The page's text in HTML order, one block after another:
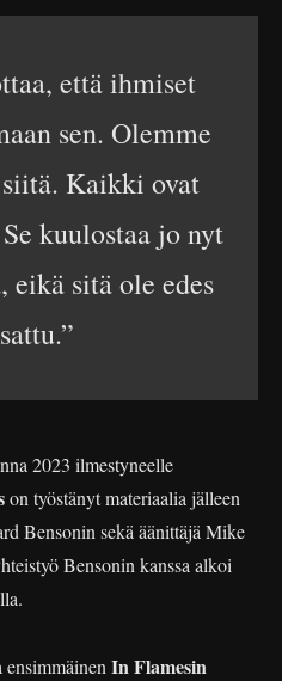
että ihmiset
sen. Olemme
Kaikki ovat
kuulostaa jo nyt
eikä sitä ole edes
2023 ilmestyneelle
on työstänyt materiaalia jälleen
Bensonin sekä äänittäjä Mike
Bensonin kanssa alkoi
In Flamesin